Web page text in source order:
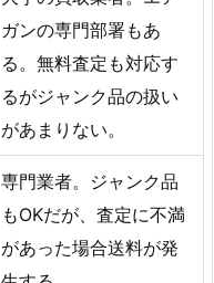
ガンの専門部署もあ
る。無料査定も対応す
るがジャンク品の扱い
があまりない。
専門業者。ジャンク品
もOKだが、査定に不満
があった場合送料が発